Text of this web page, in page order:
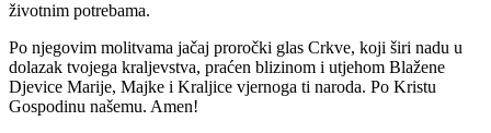
životnim potrebama.
Po njegovim molitvama jačaj proročki glas Crkve, koji širi nadu u
dolazak tvojega kraljevstva, praćen blizinom i utjehom Blažene
Djevice Marije, Majke i Kraljice vjernoga ti naroda. Po Kristu
Gospodinu našemu. Amen!